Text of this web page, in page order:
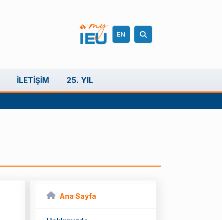
EN
İLETIŞIM 25. YIL
Ana Sayfa